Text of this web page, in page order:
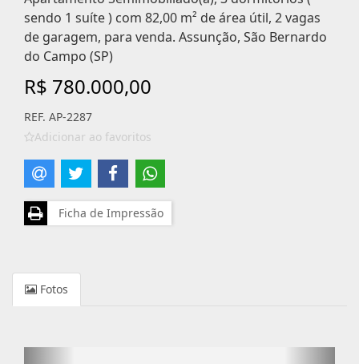
sendo 1 suíte ) com 82,00 m² de área útil, 2 vagas
de garagem, para venda. Assunção, São Bernardo
do Campo (SP)
R$ 780.000,00
REF. AP-2287
Adicionar ao favoritos
Ficha de Impressão
Fotos